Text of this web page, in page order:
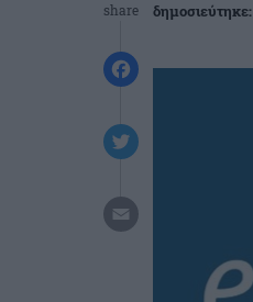
share δημοσιεύτηκε: